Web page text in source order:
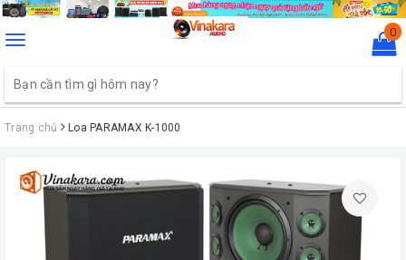
Toggle
0
Trang chủ Loa PARAMAX K-1000